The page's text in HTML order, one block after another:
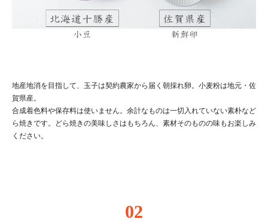
地産地消を目指して、玉子は契約農家から届く朝採れ卵。小麦粉は地元・佐
賀県産。
合成着色料や保存料は使いません。余計なものは一切入れていない素朴など
ら焼きです。どら焼きの美味しさはもちろん、素材そのものの味もお楽しみ
ください。
02